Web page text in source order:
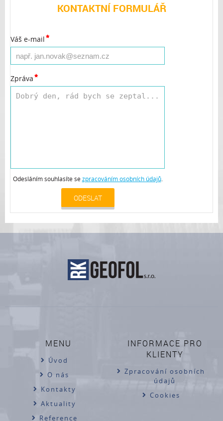
KONTAKTNÍ FORMULÁŘ
Váš e-mail
Zpráva
Odesláním souhlasíte se zpracováním osobních údajů.
ODESLAT
MENU
Úvod
O nás
Kontakty
Aktuality
Reference
INFORMACE PRO
KLIENTY
Zpracování osobních
údajů
Cookies